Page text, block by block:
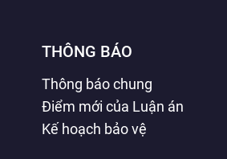
THÔNG BÁO
Thông báo chung
Điểm mới của Luận án
Kế hoạch bảo vệ